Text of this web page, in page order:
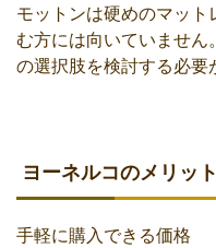
モットンは硬めのマッ
む方には向いていません
の選択肢を検討する必要
ヨーネルコのメリット
手軽に購入できる価格